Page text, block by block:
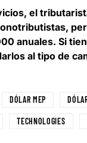
el
anuales. Si
al tipo de
DÓLAR MEP
TECHNOLOGIES